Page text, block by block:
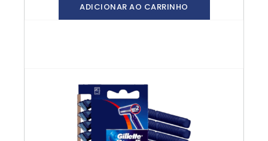
ADICIONAR AO CARRINHO